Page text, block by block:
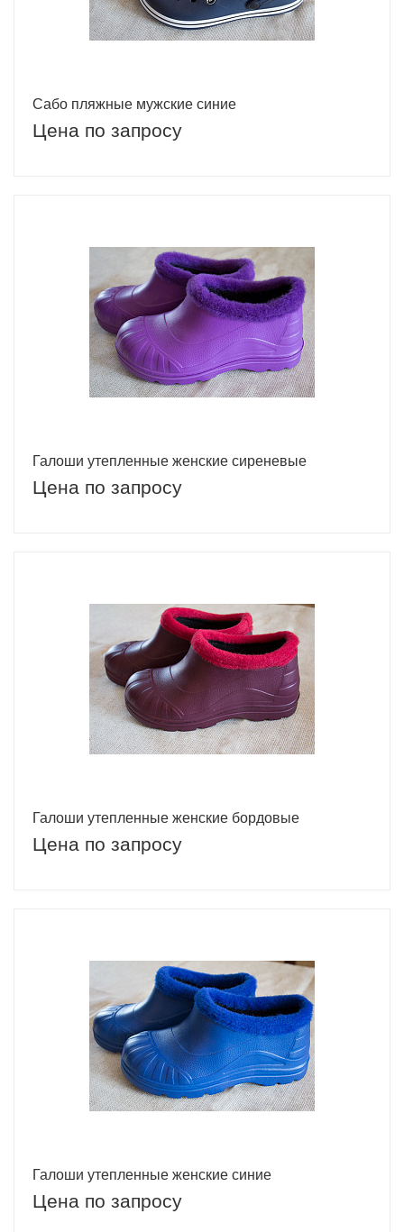
Сабо пляжные мужские синие
Цена по запросу
Галоши утепленные женские сиреневые
Цена по запросу
Галоши утепленные женские бордовые
Цена по запросу
Галоши утепленные женские синие
Цена по запросу